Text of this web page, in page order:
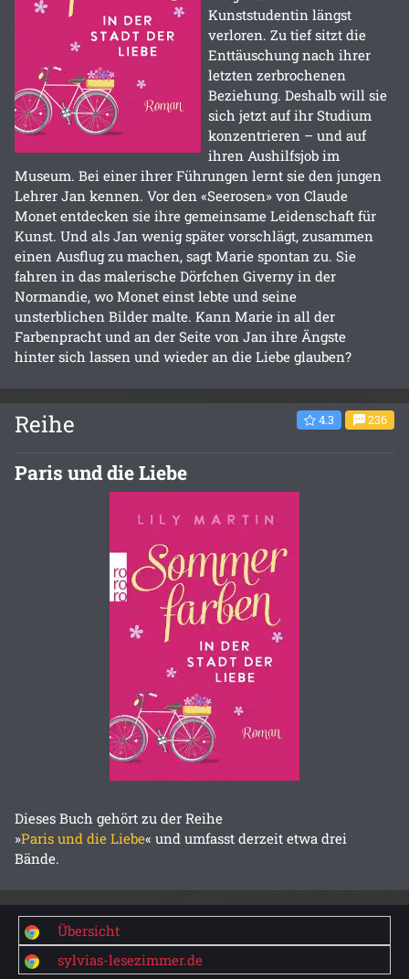
Kunststudentin längst
verloren. Zu tief sitzt die
Enttäuschung nach ihrer
letzten zerbrochenen
Beziehung. Deshalb will sie
sich jetzt auf ihr Studium
konzentrieren – und auf
ihren Aushilfsjob im
Museum. Bei einer ihrer Führungen lernt sie den jungen
Lehrer Jan kennen. Vor den «Seerosen» von Claude
Monet entdecken sie ihre gemeinsame Leidenschaft für
Kunst. Und als Jan wenig später vorschlägt, zusammen
einen Ausflug zu machen, sagt Marie spontan zu. Sie
fahren in das malerische Dörfchen Giverny in der
Normandie, wo Monet einst lebte und seine
unsterblichen Bilder malte. Kann Marie in all der
Farbenpracht und an der Seite von Jan ihre Ängste
hinter sich lassen und wieder an die Liebe glauben?
Reihe 4.3 236
Paris und die Liebe
Dieses Buch gehört zu der Reihe
»Paris und die Liebe« und umfasst derzeit etwa drei
Bände.
Übersicht
sylvias-lesezimmer.de